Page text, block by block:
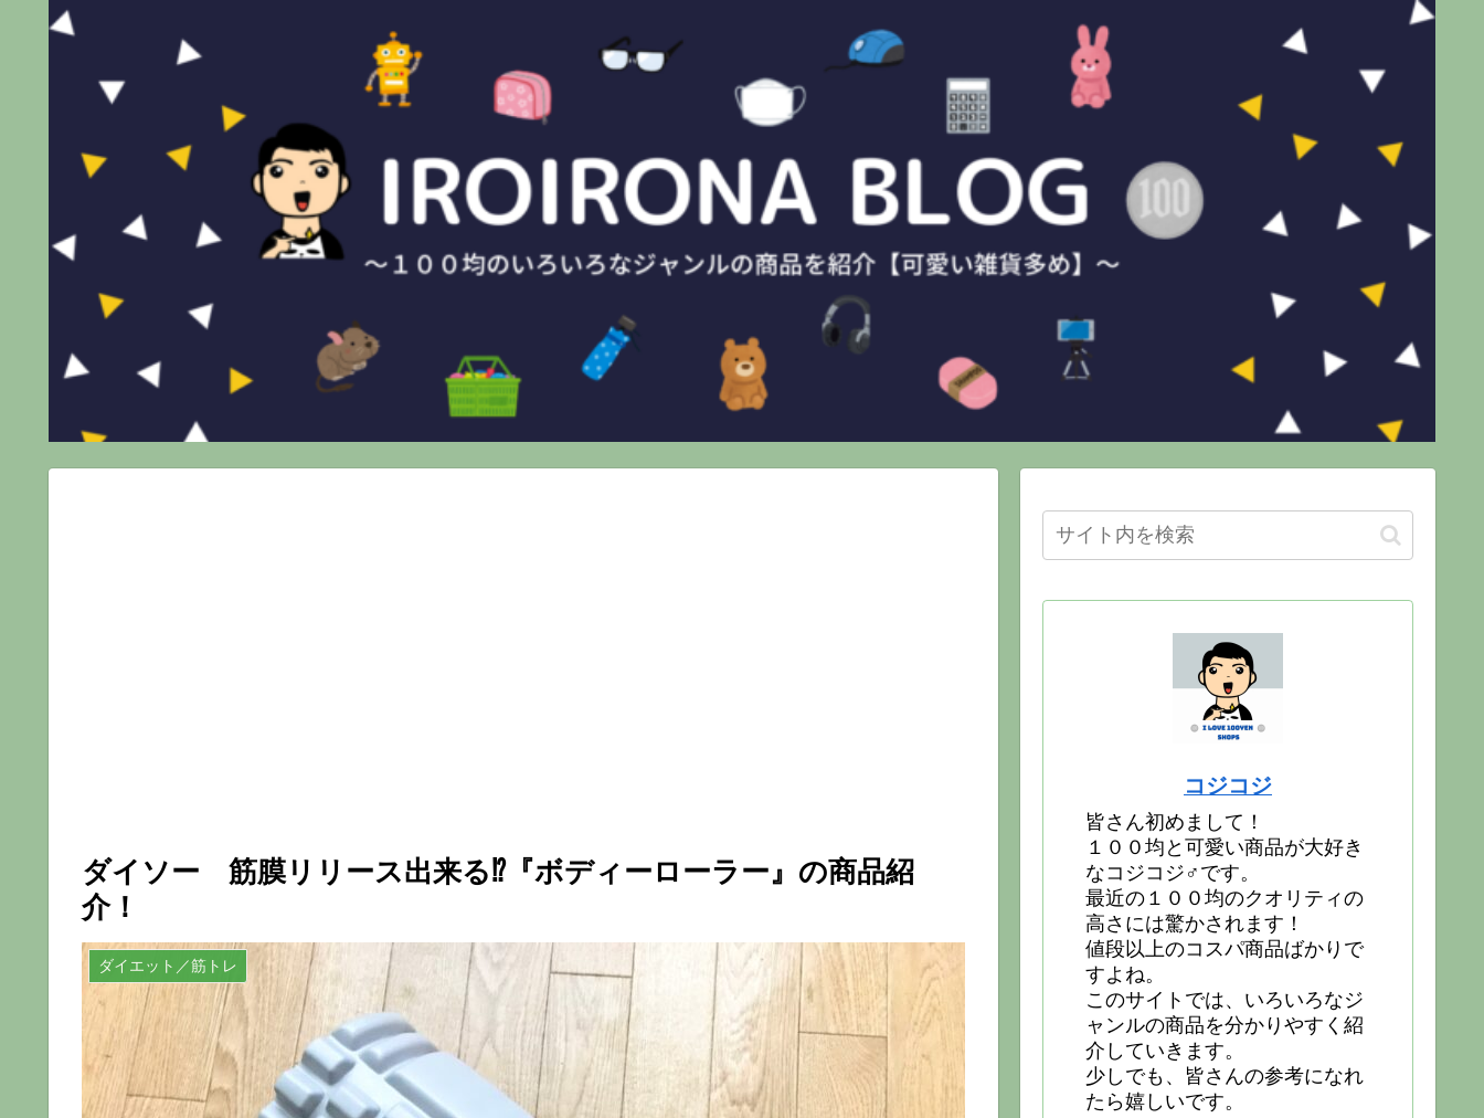
ダイソー 筋膜リリース出来る⁉『ボディーローラー』の商品紹
介！
ダイエット／筋トレ
コジコジ
皆さん初めまして！
１００均と可愛い商品が大好き
なコジコジ♂です。
最近の１００均のクオリティの
高さには驚かされます！
値段以上のコスパ商品ばかりで
すよね。
このサイトでは、いろいろなジ
ャンルの商品を分かりやすく紹
介していきます。
少しでも、皆さんの参考になれ
たら嬉しいです。